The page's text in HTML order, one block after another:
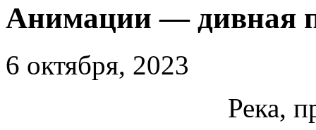
Анимации — дивная
6 октября, 2023
Река,